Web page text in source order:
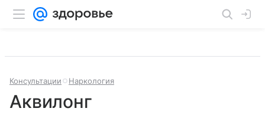
Консультации Наркология
Аквилонг